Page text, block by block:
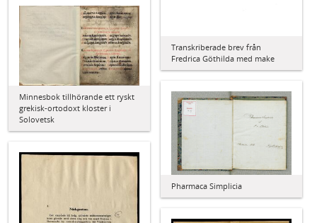
Transkriberade brev från
Fredrica Göthilda med make
Minnesbok tillhörande ett ryskt
grekisk-ortodoxt kloster i
Solovetsk
Pharmaca Simplicia